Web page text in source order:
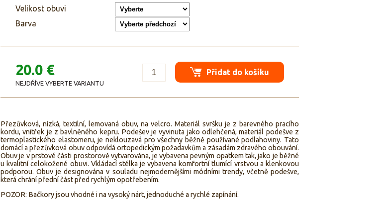
Velikost obuvi
Barva
20.0 €
NEJDŘÍVE VYBERTE VARIANTU
Přidat do košíku
Přezůvková, nízká, textilní, lemovaná obuv, na velcro. Materiál svršku je z barevného pracího
kordu, vnitřek je z bavlněného kepru. Podešev je vyvinuta jako odlehčená, materiál podešve z
termoplastického elastomeru, je neklouzavá pro všechny běžně používané podlahoviny. Tato
domácí a přezůvková obuv odpovídá ortopedickým požadavkům a zásadám zdravého obouvání.
Obuv je v prstové části prostorově vytvarována, je vybavena pevným opatkem tak, jako je běžné
u kvalitní celokožené obuvi. Vkládací stélka je vybavena komfortní tlumící vrstvou a klenkovou
podporou. Obuv je designována v souladu nejmodernějšími módními trendy, včetně podešve,
která chrání přední část před rychlým opotřebením.
POZOR: Bačkory jsou vhodné i na vysoký nárt, jednoduché a rychlé zapínání.